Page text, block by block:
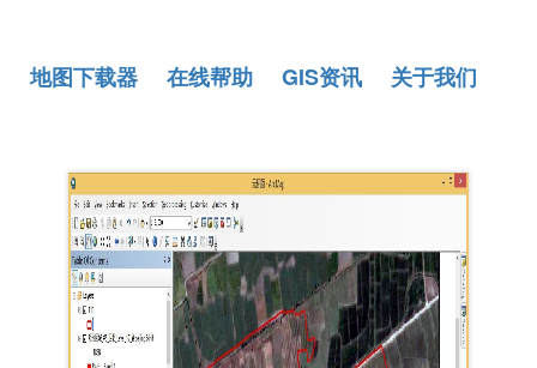
地图下载器 在线帮助 GIS资讯 关于我们